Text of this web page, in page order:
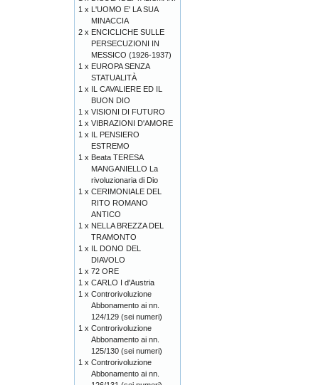
1 x L'UOMO E' LA SUA
MINACCIA
2 x ENCICLICHE SULLE
PERSECUZIONI IN
MESSICO (1926-1937)
1 x EUROPA SENZA
STATUALITÀ
1 x IL CAVALIERE ED IL
BUON DIO
1 x VISIONI DI FUTURO
1 x VIBRAZIONI D'AMORE
1 x IL PENSIERO
ESTREMO
1 x Beata TERESA
MANGANIELLO La
rivoluzionaria di Dio
1 x CERIMONIALE DEL
RITO ROMANO
ANTICO
1 x NELLA BREZZA DEL
TRAMONTO
1 x IL DONO DEL
DIAVOLO
1 x 72 ORE
1 x CARLO I d'Austria
1 x Controrivoluzione
Abbonamento ai nn.
124/129 (sei numeri)
1 x Controrivoluzione
Abbonamento ai nn.
125/130 (sei numeri)
1 x Controrivoluzione
Abbonamento ai nn.